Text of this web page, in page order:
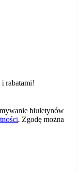
rabatami!
biuletynów
. Zgodę można